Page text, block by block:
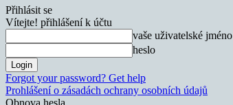
Přihlásit se
Vítejte! přihlášení k účtu
vaše uživatelské jméno
heslo
Forgot your password? Get help
Prohlášení o zásadách ochrany osobních údajů
Obnova hesla